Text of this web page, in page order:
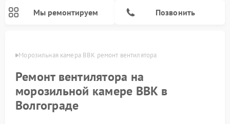
Мы ремонтируем Позвонить
Морозильная камера BBK ремонт вентилятора
Ремонт вентилятора на
морозильной камере BBK в
Волгограде